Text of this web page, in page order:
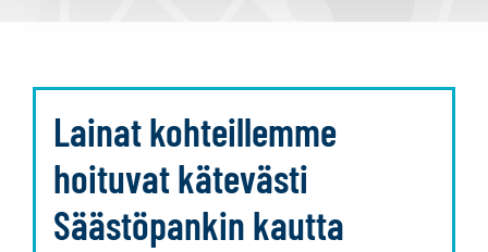
Lainat kohteillemme
hoituvat kätevästi
Säästöpankin kautta